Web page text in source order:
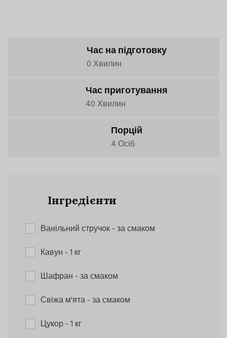
Час на підготовку
0 Хвилин
Час приготування
40 Хвилин
Порцій
4 Осіб
Інгредієнти
Ванільний стручок- за смаком
Кавун - 1 кг
Шафран - за смаком
Свіжа м'ята- за смаком
Цукор- 1 кг